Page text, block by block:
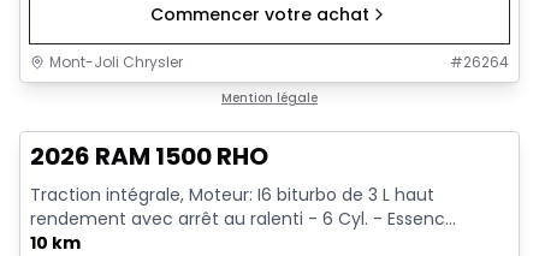
Commencer votre achat
Mont-Joli Chrysler #26264
Mention légale
2026 RAM 1500 RHO
Traction intégrale, Moteur: I6 biturbo de 3 L haut
rendement avec arrêt au ralenti - 6 Cyl. - Essenc...
10 km